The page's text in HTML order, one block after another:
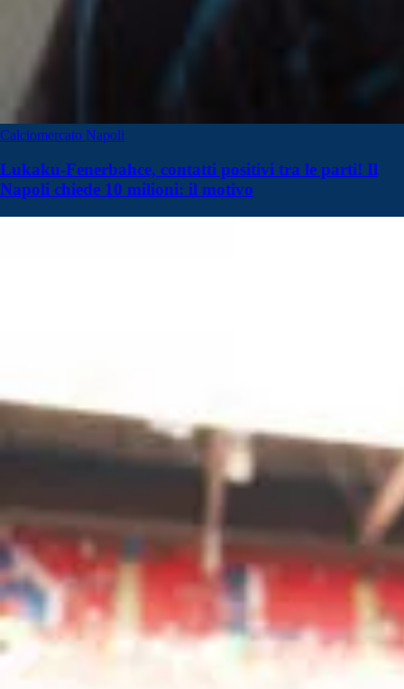
Calciomercato Napoli
Lukaku-Fenerbahce, contatti positivi tra le parti! Il
Napoli chiede 10 milioni: il motivo